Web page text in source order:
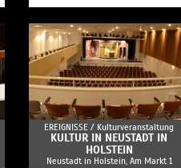
EREIGNISSE / Kulturveranstaltung
KULTUR IN NEUSTADT IN
HOLSTEIN
Neustadt in Holstein, Am Markt 1